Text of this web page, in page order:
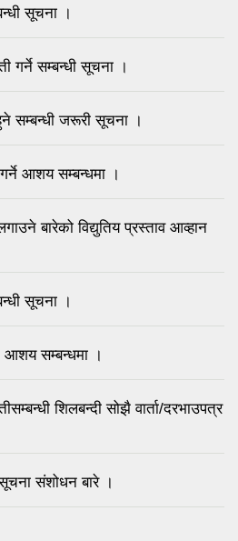
सूचना ।
गर्ने सम्बन्धी सूचना ।
सम्बन्धी जरूरी सूचना ।
आशय सम्बन्धमा ।
बारेको विद्युतिय प्रस्ताव आव्हान
सूचना ।
आशय सम्बन्धमा ।
शिलबन्दी सोझै वार्ता/दरभाउपत्र
सूचना संशोधन बारे ।